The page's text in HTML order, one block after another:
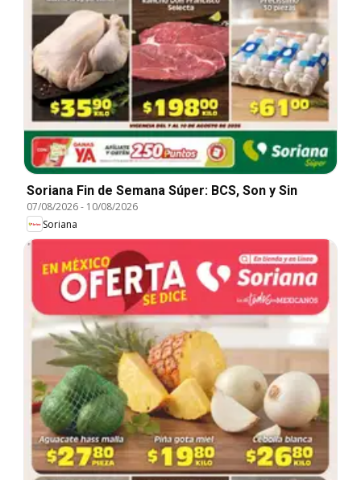
Soriana Fin de Semana Súper: BCS, Son y Sin
07/08/2026- 10/08/2026
Soriana